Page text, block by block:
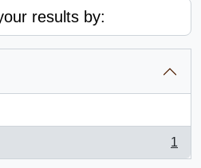
results by:
1